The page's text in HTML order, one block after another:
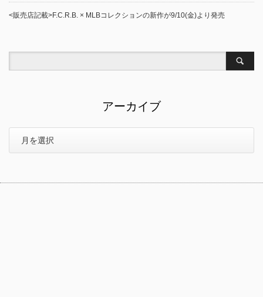
<販売店記載>F.C.R.B. × MLBコレクションの新作が9/10(金)より発売
アーカイブ